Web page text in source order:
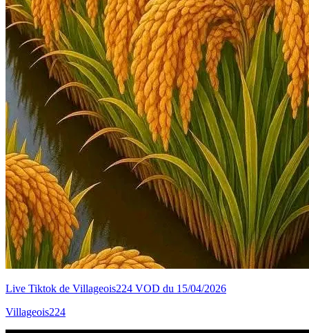
Live Tiktok de Villageois224 VOD du 15/04/2026
Villageois224